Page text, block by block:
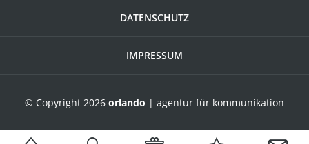
DATENSCHUTZ
IMPRESSUM
© Copyright 2026 orlando | agentur für kommunikation